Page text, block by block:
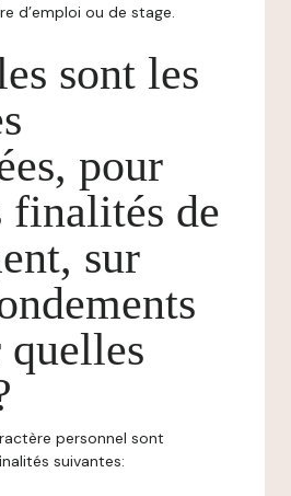
d’emploi ou de stage.
sont les
pour
finalités de
sur
quelles
personnel sont
suivantes: